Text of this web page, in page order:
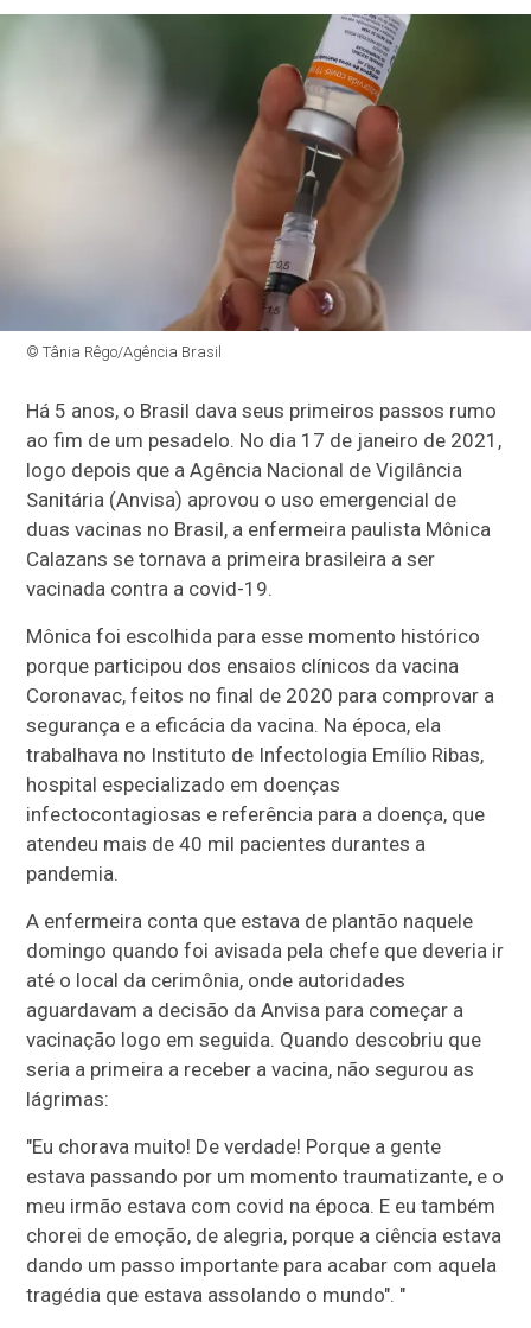
© Tânia Rêgo/Agência Brasil
Há 5 anos, o Brasil dava seus primeiros passos rumo
ao fim de um pesadelo. No dia 17 de janeiro de 2021,
logo depois que a Agência Nacional de Vigilância
Sanitária (Anvisa) aprovou o uso emergencial de
duas vacinas no Brasil, a enfermeira paulista Mônica
Calazans se tornava a primeira brasileira a ser
vacinada contra a covid-19.
Mônica foi escolhida para esse momento histórico
porque participou dos ensaios clínicos da vacina
Coronavac, feitos no final de 2020 para comprovar a
segurança e a eficácia da vacina. Na época, ela
trabalhava no Instituto de Infectologia Emílio Ribas,
hospital especializado em doenças
infectocontagiosas e referência para a doença, que
atendeu mais de 40 mil pacientes durantes a
pandemia.
A enfermeira conta que estava de plantão naquele
domingo quando foi avisada pela chefe que deveria ir
até o local da cerimônia, onde autoridades
aguardavam a decisão da Anvisa para começar a
vacinação logo em seguida. Quando descobriu que
seria a primeira a receber a vacina, não segurou as
lágrimas:
"Eu chorava muito! De verdade! Porque a gente
estava passando por um momento traumatizante, e o
meu irmão estava com covid na época. E eu também
chorei de emoção, de alegria, porque a ciência estava
dando um passo importante para acabar com aquela
tragédia que estava assolando o mundo". "